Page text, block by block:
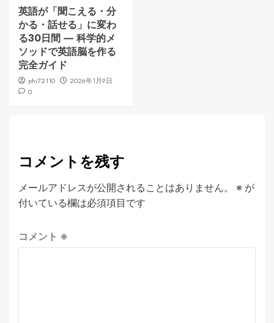
英語が「聞こえる・分
かる・話せる」に変わ
る30日間 ― 科学的メ
ソッドで英語脳を作る
完全ガイド
phi72110
2026年1月9日
0
コメントを残す
メールアドレスが公開されることはありません。 ※ が
付いている欄は必須項目です
コメント ※